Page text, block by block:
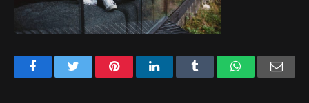
FacebookTwitter PinterestLinkedIn Tumblr WhatsApp